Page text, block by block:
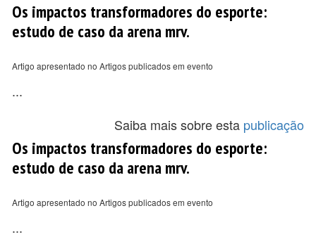
Os impactos transformadores do esporte:
estudo de caso da arena mrv.
Artigo apresentado no Artigos publicados em evento
...
Saiba mais sobre esta publicação
Os impactos transformadores do esporte:
estudo de caso da arena mrv.
Artigo apresentado no Artigos publicados em evento
...